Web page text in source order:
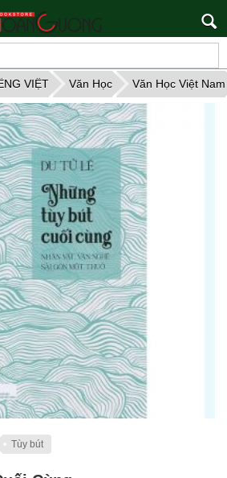
kiếm
VIỆT Văn Học Văn Học Việt Nam
Tùy bút